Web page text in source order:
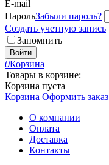
E-mail
ПарольЗабыли пароль?
Создать учетную запись
Запомнить
Войти
0Корзина
Товары в корзине:
Корзина пуста
Корзина Оформить заказ
О компании
Оплата
Доставка
Контакты